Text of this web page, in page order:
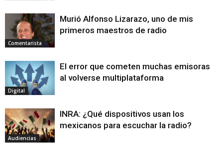
Comentarista
Murió Alfonso Lizarazo, uno de mis
primeros maestros de radio
Digital
El error que cometen muchas emisoras
al volverse multiplataforma
Audiencias
INRA: ¿Qué dispositivos usan los
mexicanos para escuchar la radio?